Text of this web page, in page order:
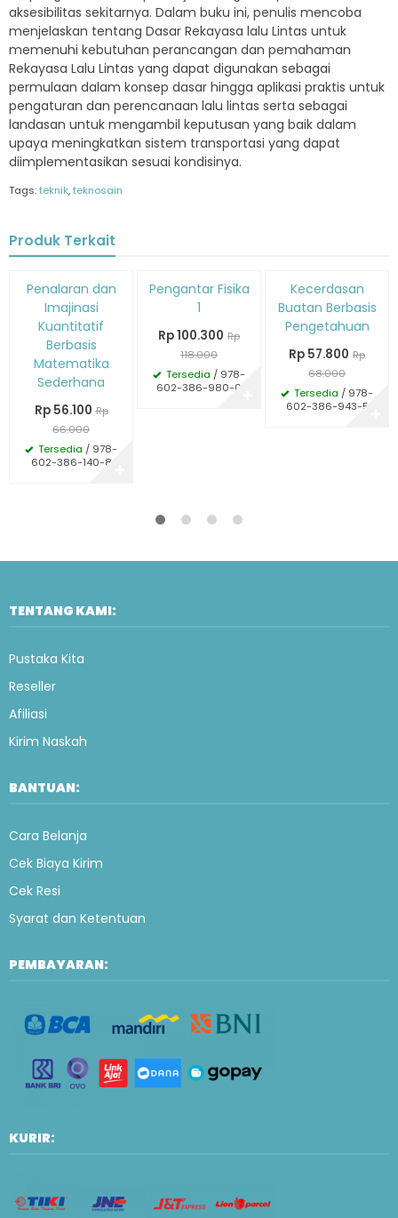
aksesibilitas sekitarnya. Dalam buku ini, penulis mencoba
menjelaskan tentang Dasar Rekayasa lalu Lintas untuk
memenuhi kebutuhan perancangan dan pemahaman
Rekayasa Lalu Lintas yang dapat digunakan sebagai
permulaan dalam konsep dasar hingga aplikasi praktis untuk
pengaturan dan perencanaan lalu lintas serta sebagai
landasan untuk mengambil keputusan yang baik dalam
upaya meningkatkan sistem transportasi yang dapat
diimplementasikan sesuai kondisinya.
Tags:teknik,teknosain
Produk Terkait
Diskon
15%
Penalaran dan
Imajinasi
Kuantitatif
Berbasis
Matematika
Sederhana
Rp 56.100 Rp
66.000
Tersedia / 978-
602-386-140-8
Diskon
15%
Pengantar Fisika
1
Rp 100.300 Rp
118.000
Tersedia / 978-
602-386-980-0
Diskon
15%Kecerdasan
Buatan Berbasis
Pengetahuan
Rp 57.800 Rp
68.000
Tersedia / 978-
602-386-943-5
TENTANG KAMI:
Pustaka Kita
Reseller
Afiliasi
Kirim Naskah
BANTUAN:
Cara Belanja
Cek Biaya Kirim
Cek Resi
Syarat dan Ketentuan
PEMBAYARAN:
KURIR: